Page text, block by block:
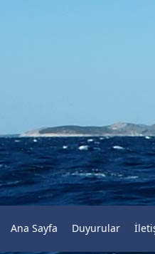
Ana Sayfa Duyurular